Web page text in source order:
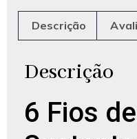
Descrição
Descrição
6 Fios de